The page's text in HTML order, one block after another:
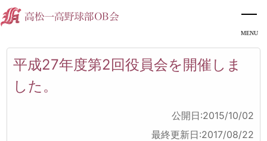
平成27年度第2回役員会を開催しま
した。
公開日:2015/10/02
最終更新日:2017/08/22